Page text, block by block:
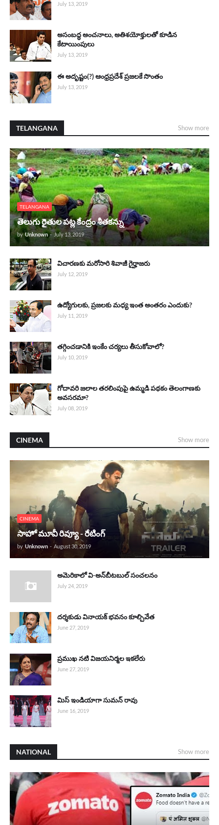
July 13, 2019
అసంబద్ధ అంచనాలు, అతిశయోక్తులతో కూడిన
కేటాయింపులు
July 13, 2019
ఈ అదృష్టం(?) ఆంధ్రప్రదేశ్ ప్రజలకే సొంతం
July 13, 2019
TELANGANA Show more
TELANGANA
తెలుగు రైతుల పట్ల కేంద్రం శీతకన్ను
by Unknown - July 13, 2019
విచారణకు మరోసారి శివాజీ గైర్హాజరు
July 12, 2019
ఉద్యోగులకు, ప్రజలకు మధ్య ఇంత అంతరం ఎందుకు?
July 11, 2019
తగ్గించడానికి ఇంకేం చర్యలు తీసుకోవాలో?
July 10, 2019
గోదావరి జలాల తరలింపుపై ఉమ్మడి పథకం తెలంగాణకు
అవసరమా?
July 08, 2019
CINEMA Show more
CINEMA
సాహో మూవీ రివ్యూ - రేటింగ్
by Unknown - August 30, 2019
అమెరికాలో వి-అన్‌బీటబుల్ సంచలనం
July 24, 2019
దర్శకుడు వినాయక్ భవనం కూల్చివేత
June 27, 2019
ప్రముఖ నటి విజయనిర్మల ఇకలేరు
June 27, 2019
మిస్‌ ఇండియాగా సుమన్‌ రావు
June 16, 2019
NATIONAL Show more